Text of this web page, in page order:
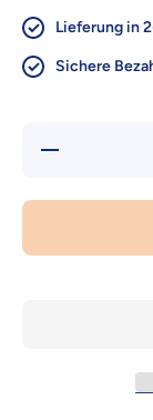
Lieferung in
Sichere
Verringere